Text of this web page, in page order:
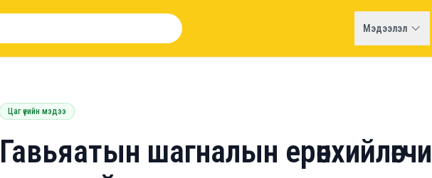
Мэдээлэл
Цаг үеийн мэдээ
Гавьяатын шагналын